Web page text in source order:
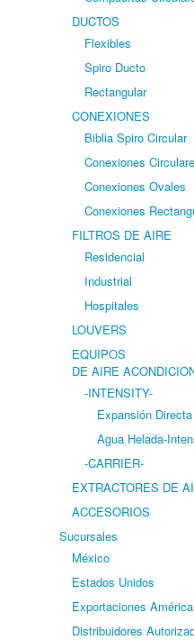
DUCTOS
Flexibles
Spiro Ducto
Rectangular
CONEXIONES
Biblia Spiro Circular
Conexiones
Conexiones Ovales
Conexiones
FILTROS DE AIRE
Residencial
Industrial
Hospitales
LOUVERS
EQUIPOS
DE AIRE
-INTENSITY-
Expansión
Agua Helada-
-CARRIER-
EXTRACTORES DE
ACCESORIOS
Sucursales
México
Estados Unidos
Exportaciones
Distribuidores